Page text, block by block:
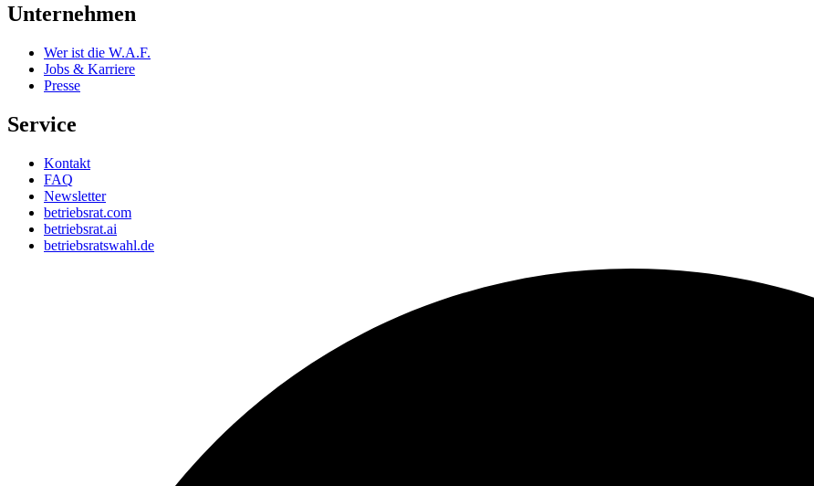
Unternehmen
Wer ist die W.A.F.
Jobs & Karriere
Presse
Service
Kontakt
FAQ
Newsletter
betriebsrat.com
betriebsrat.ai
betriebsratswahl.de